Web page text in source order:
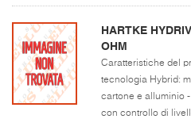
HARTKE
OHM
Caratteristiche del
tecnologia Hybrid:
cartone e alluminio
con controllo di